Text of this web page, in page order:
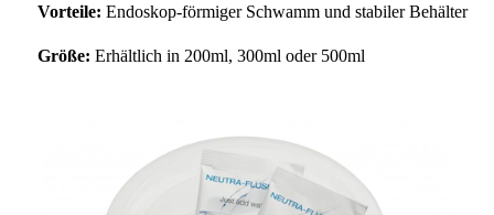
Vorteile: Endoskop-förmiger Schwamm und stabiler Behälter
Größe: Erhältlich in 200ml, 300ml oder 500ml